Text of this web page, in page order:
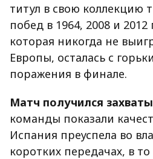
титул в свою коллекцию
побед в 1964, 2008 и 2012
которая никогда не
Европы, осталась с
поражения в финале.
Матч получился
команды показали
Испания преуспела во
коротких передачах, в